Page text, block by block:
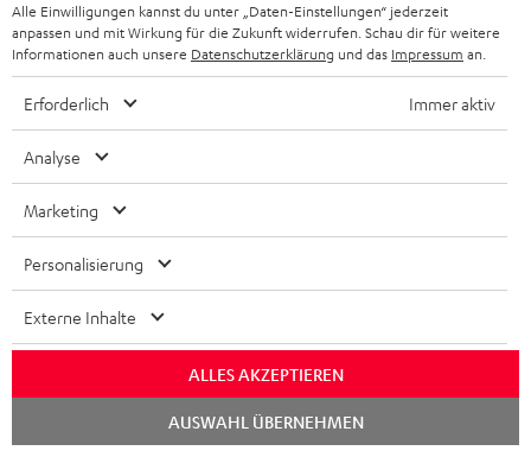
Mehr...
„… Edler WLAN-Lautsprecher bietet guten Klang“
Alle Einwilligungen kannst du unter „Daten-Einstellungen“ jederzeit
anpassen und mit Wirkung für die Zukunft widerrufen. Schau dir für weitere
Informationen auch unsere Datenschutzerklärung und das Impressum an.
Erforderlich Immer aktiv
Analyse
Marketing
Personalisierung
Externe Inhalte
ALLES AKZEPTIEREN
AUSWAHL ÜBERNEHMEN